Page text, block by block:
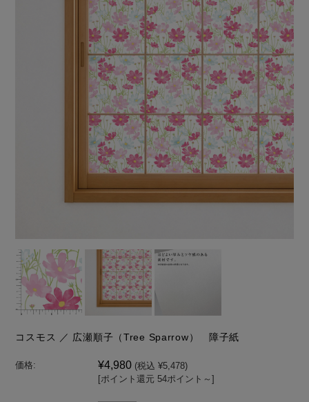
コスモス ／ 広瀬順子（Tree Sparrow） 障子紙
価格: ¥4,980 (税込 ¥5,478)
[ポイント還元 54ポイント～]